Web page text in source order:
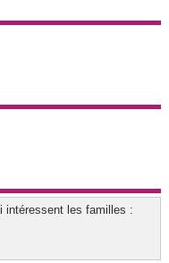
intéressent les familles :